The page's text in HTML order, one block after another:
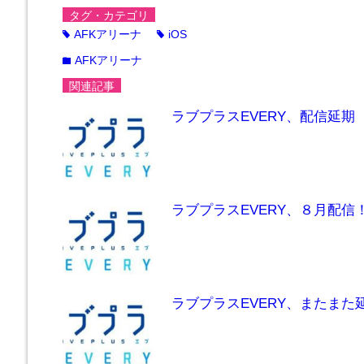
タグ・カテゴリ
tag AFKアリーナ tag iOS
folder AFKアリーナ
関連記事
ラブプラスEVERY、配信延期
ラブプラスEVERY、８月配信！
ラブプラスEVERY、またまた